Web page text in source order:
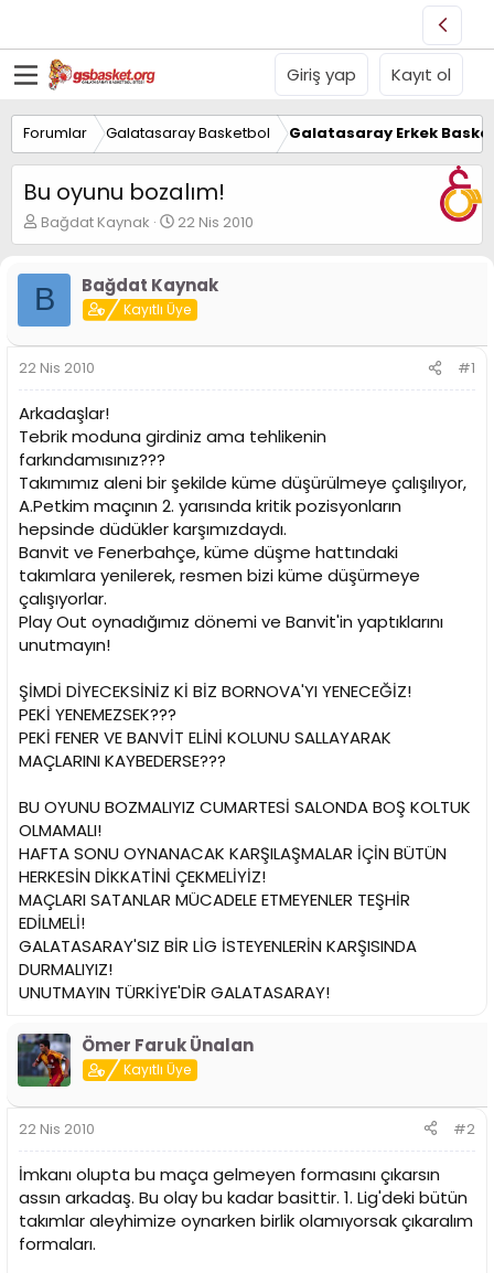
Giriş yap Kayıt ol
Forumlar Galatasaray Basketbol Galatasaray Erkek
Bu oyunu bozalım!
K
o
u
y
B
a
ş
a
t
a
n
Bağdat Kaynak
B
a
l
a
n
g
r
h
i
22 Nis 2010
B Bağdat Kaynak
Kayıtlı Üye
22 Nis 2010 #1
Arkadaşlar!
Tebrik moduna girdiniz ama tehlikenin
farkındamısınız???
Takımımız aleni bir şekilde küme düşürülmeye çalışılıyor,
A.Petkim maçının 2. yarısında kritik pozisyonların
hepsinde düdükler karşımızdaydı.
Banvit ve Fenerbahçe, küme düşme hattındaki
takımlara yenilerek, resmen bizi küme düşürmeye
çalışıyorlar.
Play Out oynadığımız dönemi ve Banvit'in yaptıklarını
unutmayın!
ŞİMDİ DİYECEKSİNİZ Kİ BİZ BORNOVA'YI YENECEĞİZ!
PEKİ YENEMEZSEK???
PEKİ FENER VE BANVİT ELİNİ KOLUNU SALLAYARAK
MAÇLARINI KAYBEDERSE???
BU OYUNU BOZMALIYIZ CUMARTESİ SALONDA BOŞ KOLTUK
OLMAMALI!
HAFTA SONU OYNANACAK KARŞILAŞMALAR İÇİN BÜTÜN
HERKESİN DİKKATİNİ ÇEKMELİYİZ!
MAÇLARI SATANLAR MÜCADELE ETMEYENLER TEŞHİR
EDİLMELİ!
GALATASARAY'SIZ BİR LİG İSTEYENLERİN KARŞISINDA
DURMALIYIZ!
UNUTMAYIN TÜRKİYE'DİR GALATASARAY!
Ömer Faruk Ünalan
Kayıtlı Üye
22 Nis 2010 #2
İmkanı olupta bu maça gelmeyen formasını çıkarsın
assın arkadaş. Bu olay bu kadar basittir. 1. Lig'deki bütün
takımlar aleyhimize oynarken birlik olamıyorsak çıkaralım
formaları.